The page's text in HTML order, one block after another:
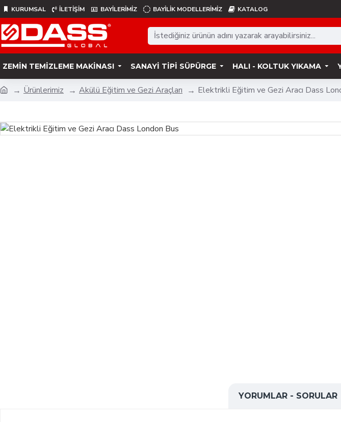
KURUMSAL İLETİŞİM BAYİLERİMİZ BAYILIK MODELLERIMIZ KATALOG
ZEMIN TEMIZLEME MAKINASI SANAYI TIPI SÜPÜRGE HALI - KOLTUK YIKAMA
Ürünlerimiz Akülü Eğitim ve Gezi Araçları Elektrikli Eğitim ve Gezi Aracı Dass
YORUMLAR - SORULAR